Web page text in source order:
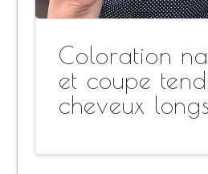
Coloration
et coupe
cheveux longs